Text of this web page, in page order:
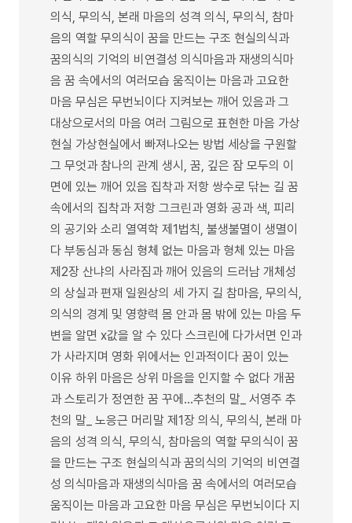
의식, 무의식, 본래 마음의 성격 의식, 무의식, 참마
음의 역할 무의식이 꿈을 만드는 구조 현실의식과
꿈의식의 기억의 비연결성 의식마음과 재생의식마
음 꿈 속에서의 여러모습 움직이는 마음과 고요한
마음 무심은 무번뇌이다 지켜보는 깨어 있음과 그
대상으로서의 마음 여러 그림으로 표현한 마음 가상
현실 가상현실에서 빠져나오는 방법 세상을 구원할
그 무엇과 참나의 관계 생시, 꿈, 깊은 잠 모두의 이
면에 있는 깨어 있음 집착과 저항 쌍수로 닦는 길 꿈
속에서의 집착과 저항 그크린과 영화 공과 색, 피리
의 공기와 소리 열역학 제1법칙, 불생불멸이 생멸이
다 부동심과 동심 형체 없는 마음과 형체 있는 마음
제2장 산냐의 사라짐과 깨어 있음의 드러남 개체성
의 상실과 편재 일원상의 세 가지 길 참마음, 무의식,
의식의 경계 및 영향력 몸 안과 몸 밖에 있는 마음 두
변을 알면 x값을 알 수 있다 스크린에 다가서면 인과
가 사라지며 영화 위에서는 인과적이다 꿈이 있는
이유 하위 마음은 상위 마음을 인지할 수 없다 개꿈
과 스토리가 정연한 꿈 꾸에...추천의 말_ 서영주 추
천의 말_ 노응근 머리말 제1장 의식, 무의식, 본래 마
음의 성격 의식, 무의식, 참마음의 역할 무의식이 꿈
을 만드는 구조 현실의식과 꿈의식의 기억의 비연결
성 의식마음과 재생의식마음 꿈 속에서의 여러모습
움직이는 마음과 고요한 마음 무심은 무번뇌이다 지